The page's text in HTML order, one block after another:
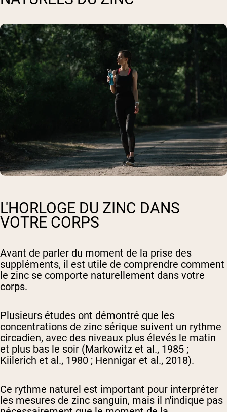
L'HORLOGE DU ZINC DANS
VOTRE CORPS
Avant de parler du moment de la prise des
suppléments, il est utile de comprendre comment
le zinc se comporte naturellement dans votre
corps.
Plusieurs études ont démontré que les
concentrations de zinc sérique suivent un rythme
circadien, avec des niveaux plus élevés le matin
et plus bas le soir (Markowitz et al., 1985 ;
Kiilerich et al., 1980 ; Hennigar et al., 2018).
Ce rythme naturel est important pour interpréter
les mesures de zinc sanguin, mais il n'indique pas